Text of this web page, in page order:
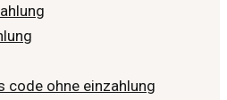
code ohne einzahlung